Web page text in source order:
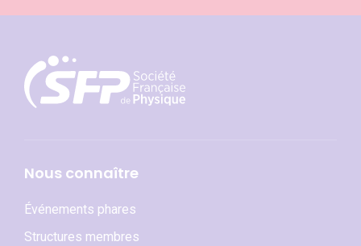
Nous connaître
Événements phares
Structures membres